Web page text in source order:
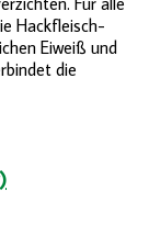
Hackfleisch-
Eiweiß und
die